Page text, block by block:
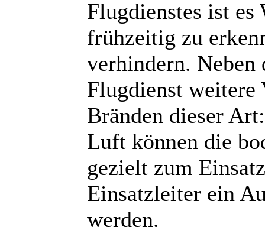
Flugdienstes ist
frühzeitig zu
verhindern. Neben
Flugdienst weitere
Bränden dieser
Luft können die
gezielt zum
Einsatzleiter ein
werden.